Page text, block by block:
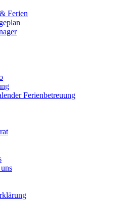
Ferien
Ferienbetreuung